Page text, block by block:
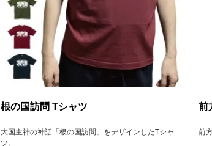
根の国訪問 Tシャツ
大国主神の神話「根の国訪問」をデザインしたTシャ
ツ。
前
前